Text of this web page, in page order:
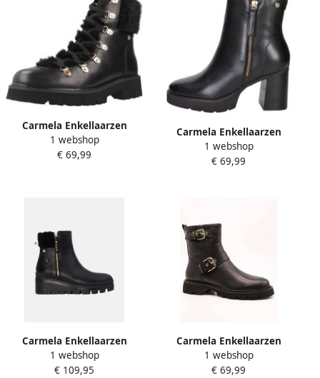
Carmela Enkellaarzen
16266801
1 webshop
€ 69,99
Carmela Enkellaarzen
162602c
1 webshop
€ 69,99
Carmela Enkellaarzen
16271201
1 webshop
€ 109,95
Carmela Enkellaarzen
162591-01
1 webshop
€ 69,99